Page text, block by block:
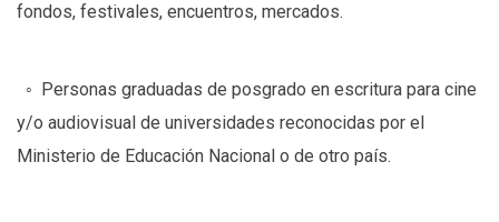
fondos, festivales, encuentros, mercados.
◦ Personas graduadas de posgrado en escritura para cine
y/o audiovisual de universidades reconocidas por el
Ministerio de Educación Nacional o de otro país.